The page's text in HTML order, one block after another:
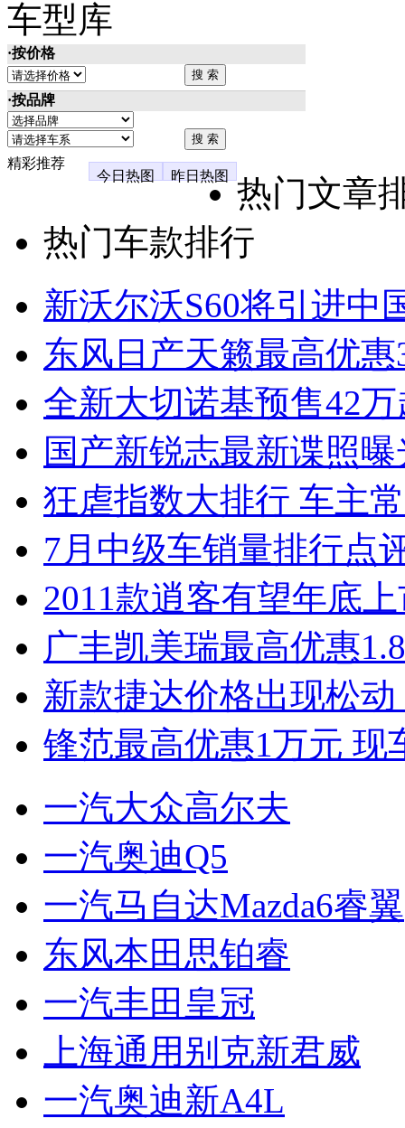
车型库
·按价格
·按品牌
精彩推荐
今日热图
昨日热图
热门文章
热门车款排行
新沃尔沃S60将引进中
东风日产天籁最高优
全新大切诺基预售42
国产新锐志最新谍照
狂虐指数大排行 车主
7月中级车销量排行点
2011款逍客有望年底
广丰凯美瑞最高优惠
新款捷达价格出现松
锋范最高优惠1万元 现
一汽大众高尔夫
一汽奥迪Q5
一汽马自达Mazda6睿翼
东风本田思铂睿
一汽丰田皇冠
上海通用别克新君威
一汽奥迪新A4L